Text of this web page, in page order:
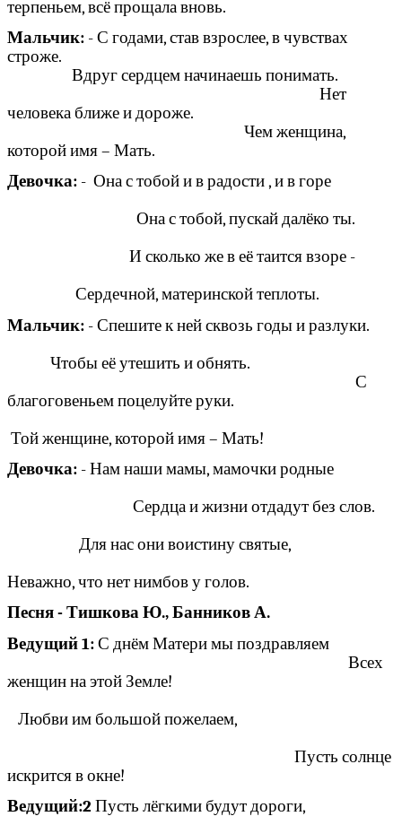
терпеньем, всё прощала вновь.
Мальчик: - С годами, став взрослее, в чувствах
строже.
Вдруг сердцем начинаешь понимать.
Нет
человека ближе и дороже.
Чем женщина,
которой имя – Мать.
Девочка: - Она с тобой и в радости , и в горе
Она с тобой, пускай далёко ты.
И сколько же в её таится взоре -
Сердечной, материнской теплоты.
Мальчик: - Спешите к ней сквозь годы и разлуки.
Чтобы её утешить и обнять.
С
благоговеньем поцелуйте руки.
Той женщине, которой имя – Мать!
Девочка: - Нам наши мамы, мамочки родные
Сердца и жизни отдадут без слов.
Для нас они воистину святые,
Неважно, что нет нимбов у голов.
Песня - Тишкова Ю., Банников А.
Ведущий 1:С днём Матери мы поздравляем
Всех
женщин на этой Земле!
Любви им большой пожелаем,
Пусть солнце
искрится в окне!
Ведущий:2 Пусть лёгкими будут дороги,